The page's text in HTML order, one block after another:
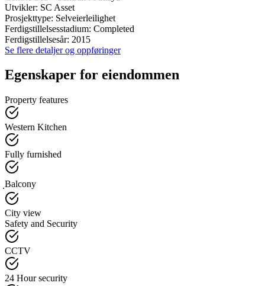
Utvikler: SC Asset
Prosjekttype: Selveierleilighet
Ferdigstillelsesstadium: Completed
Ferdigstillelsesår: 2015
Se flere detaljer og oppføringer
Egenskaper for eiendommen
Property features
Western Kitchen
Fully furnished
ฺBalcony
City view
Safety and Security
CCTV
24 Hour security